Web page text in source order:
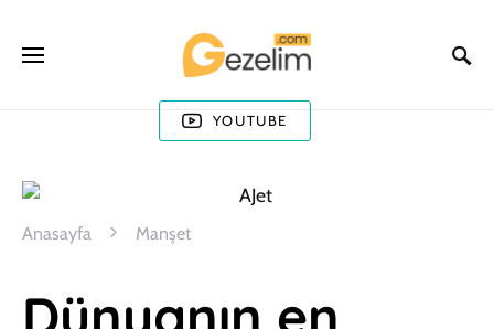
YOUTUBE
Anasayfa Manşet
Dünyanın en